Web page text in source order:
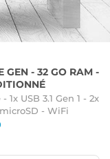
GEN - 32 GO RAM -
1x USB 3.1 Gen 1 - 2x
microSD - WiFi